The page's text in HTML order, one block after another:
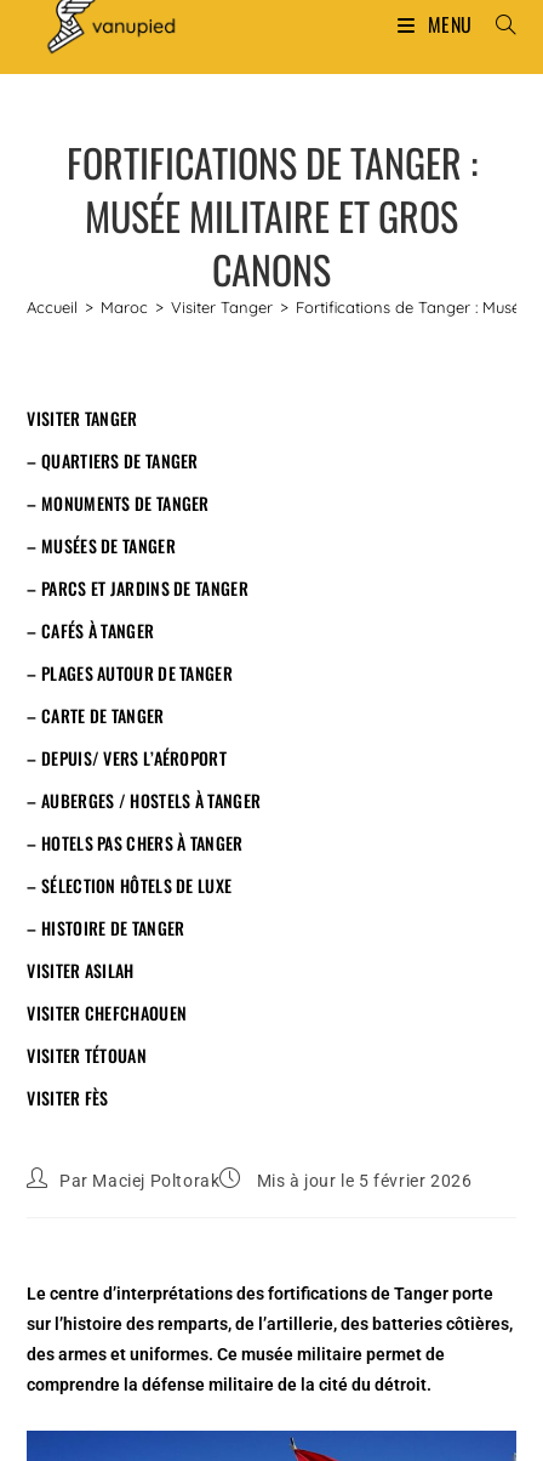
MENU
FORTIFICATIONS DE TANGER :
MUSÉE MILITAIRE ET GROS
CANONS
Accueil > Maroc > Visiter Tanger > Fortifications de Tanger : Musée
VISITER TANGER
– QUARTIERS DE TANGER
– MONUMENTS DE TANGER
– MUSÉES DE TANGER
– PARCS ET JARDINS DE TANGER
– CAFÉS À TANGER
– PLAGES AUTOUR DE TANGER
– CARTE DE TANGER
– DEPUIS/ VERS L’AÉROPORT
– AUBERGES / HOSTELS À TANGER
– HOTELS PAS CHERS À TANGER
– SÉLECTION HÔTELS DE LUXE
– HISTOIRE DE TANGER
VISITER ASILAH
VISITER CHEFCHAOUEN
VISITER TÉTOUAN
VISITER FÈS
Par Maciej Poltorak Mis à jour le 5 février 2026
Le centre d’interprétations des fortifications de Tanger porte
sur l’histoire des remparts, de l’artillerie, des batteries côtières,
des armes et uniformes. Ce musée militaire permet de
comprendre la défense militaire de la cité du détroit.